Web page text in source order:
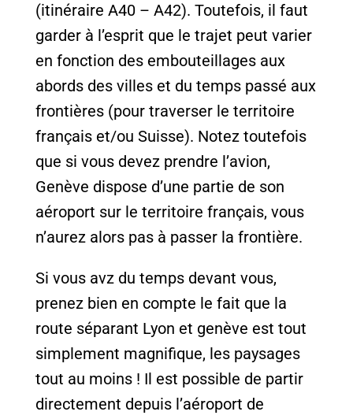
(itinéraire A40 – A42). Toutefois, il faut
garder à l’esprit que le trajet peut varier
en fonction des embouteillages aux
abords des villes et du temps passé aux
frontières (pour traverser le territoire
français et/ou Suisse). Notez toutefois
que si vous devez prendre l’avion,
Genève dispose d’une partie de son
aéroport sur le territoire français, vous
n’aurez alors pas à passer la frontière.
Si vous avz du temps devant vous,
prenez bien en compte le fait que la
route séparant Lyon et genève est tout
simplement magnifique, les paysages
tout au moins ! Il est possible de partir
directement depuis l’aéroport de